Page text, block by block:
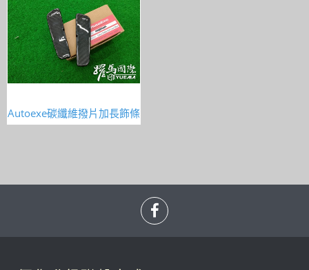
Autoexe碳纖維撥片加長飾條